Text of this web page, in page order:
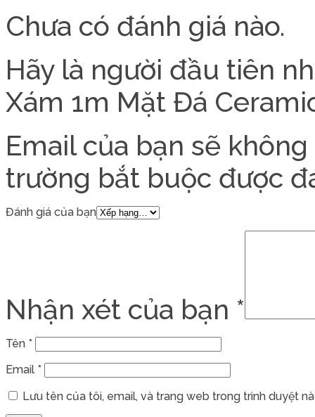
Chưa có đánh giá nào.
Hãy là người đầu tiên
Xám 1m Mặt Đá
Email của bạn sẽ
trường bắt buộc được
Đánh giá của bạn
Nhận xét của bạn *
Tên *
Email *
Lưu tên của tôi, email, và trang web trong trình duyệt